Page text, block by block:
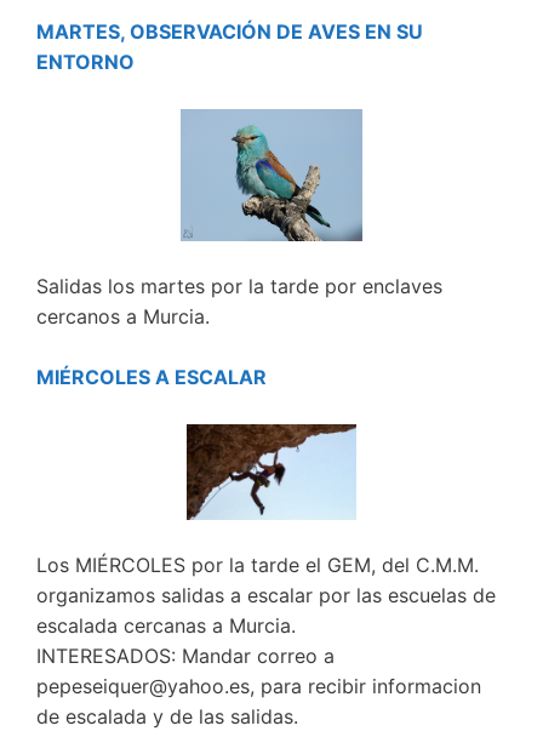
MARTES, OBSERVACIÓN DE AVES EN SU
ENTORNO
Salidas los martes por la tarde por enclaves
cercanos a Murcia.
MIÉRCOLES A ESCALAR
Los MIÉRCOLES por la tarde el GEM, del C.M.M.
organizamos salidas a escalar por las escuelas de
escalada cercanas a Murcia.
INTERESADOS: Mandar correo a
pepeseiquer@yahoo.es, para recibir informacion
de escalada y de las salidas.